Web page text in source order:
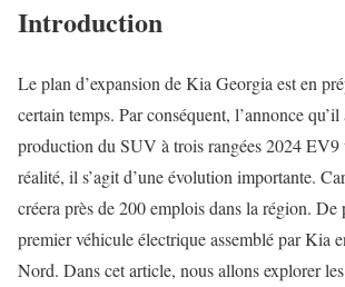
Introduction
Le plan d’expansion de Kia Georgia est en
certain temps. Par conséquent, l’annonce
production du SUV à trois rangées 2024 EV9
réalité, il s’agit d’une évolution importante.
créera près de 200 emplois dans la région. De
premier véhicule électrique assemblé par Kia
Nord. Dans cet article, nous allons explorer